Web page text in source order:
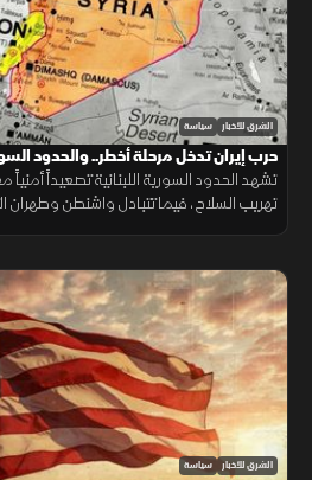
الشرق للأخبار سياسة
حرب إيران تدخل مرحلة أخطر.. والحدود
اشتباك جديدة
تشهد الحدود السورية اللبنانية تصعيداً
تهريب السلاح، فيما تتبادل واشنطن
الشرق للأخبار سياسة